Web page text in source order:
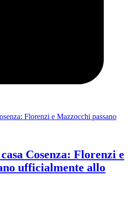
Cosenza: Florenzi e
ufficialmente allo